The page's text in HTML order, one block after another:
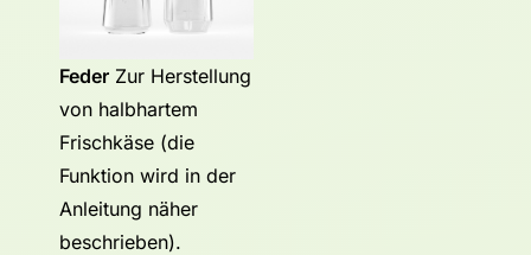
Feder Zur Herstellung
von halbhartem
Frischkäse (die
Funktion wird in der
Anleitung näher
beschrieben).